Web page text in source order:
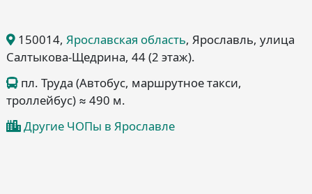
150014, Ярославская область, Ярославль, улица
Салтыкова-Щедрина, 44(2 этаж).
пл. Труда (Автобус, маршрутное такси,
троллейбус) ≈ 490 м.
Другие ЧОПы в Ярославле